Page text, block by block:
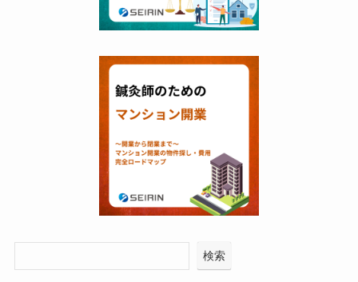
検索